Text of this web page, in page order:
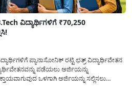
ವಿದ್ಯಾರ್ಥಿಗಳಿಗೆ ₹70,250
ಪ್ಯಾನಾಸೋನಿಕ್ ರಟ್ಟಿ ಛತ್ರ್ ವಿದ್ಯಾರ್ಥಿವೇತನ
ಪಡೆಯಲು ಅರ್ಜಿಯನ್ನು
ಒಳಗಾಗಿ ಅರ್ಜಿಯನ್ನು ಸಲ್ಲಿಸಲು